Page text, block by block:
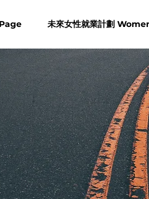
未來女性就業計劃